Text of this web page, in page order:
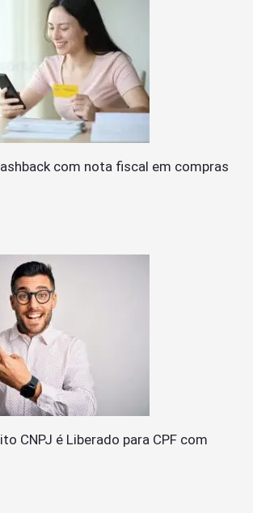
com nota fiscal em compras
CNPJ é Liberado para CPF com